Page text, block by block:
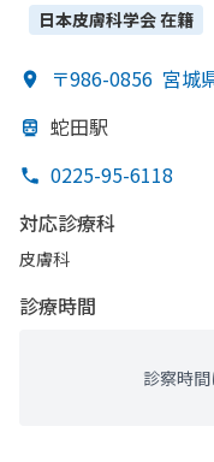
日本皮膚科学会在籍
〒986-0856 宮城
蛇田駅
0225-95-6118
対応診療科
皮膚科
診療時間
診察時